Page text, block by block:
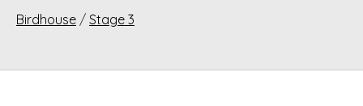
Birdhouse / Stage 3